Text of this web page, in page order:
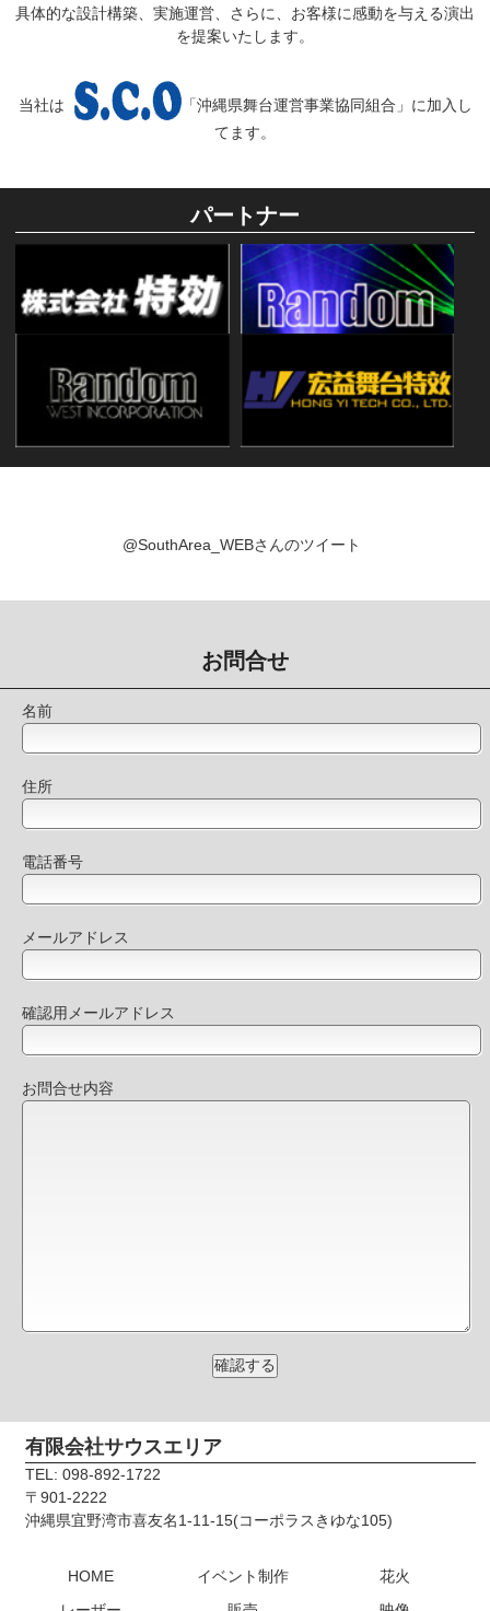
具体的な設計構築、実施運営、さらに、お客様に感動を与える演出
を提案いたします。
当社は
「沖縄県舞台運営事業協同組合」に加入し
てます。
パートナー
@SouthArea_WEBさんのツイート
お問合せ
名前
住所
電話番号
メールアドレス
確認用メールアドレス
お問合せ内容
有限会社サウスエリア
TEL: 098-892-1722
〒901-2222
沖縄県宜野湾市喜友名1-11-15(コーポラスきゆな105)
HOME イベント制作
花火